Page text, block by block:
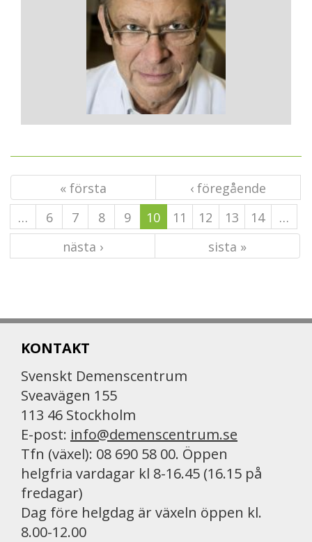
« första
‹ föregående
…
6 7 8 9 10 11 12 13 14
…
nästa ›
sista »
KONTAKT
Svenskt Demenscentrum
Sveavägen 155
113 46 Stockholm
E-post: info@demenscentrum.se
Tfn (växel): 08 690 58 00. Öppen
helgfria vardagar kl 8-16.45 (16.15 på
fredagar)
Dag före helgdag är växeln öppen kl.
8.00-12.00